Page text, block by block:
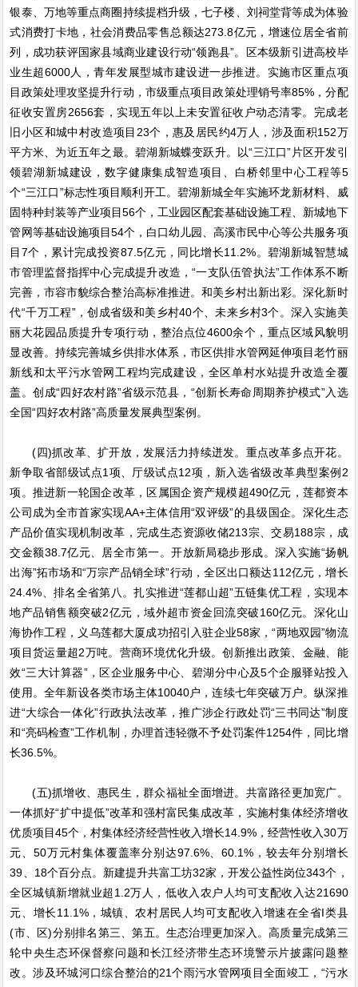
银泰、万地等重点商圈持续提档升级，七子楼、刘祠堂背等成为体验
式消费打卡地，社会消费品零售总额达273.8亿元，增速位居全省前
列，成功获评国家县域商业建设行动“领跑县”。区本级新引进高校毕
业生超6000人，青年发展型城市建设进一步推进。实施市区重点项
目政策处理攻坚提升行动，市级重点项目政策处理销号率85%，分配
征收安置房2656套，实现五年以上未安置征收户动态清零。完成老
旧小区和城中村改造项目23个，惠及居民约4万人，涉及面积152万
平方米、为近五年之最。碧湖新城蝶变跃升。以“三江口”片区开发引
领碧湖新城建设，数字健康集成智造项目、白桥邻里中心工程等5
个“三江口”标志性项目顺利开工。碧湖新城全年实施环龙新材料、威
固特种封装等产业项目56个，工业园区配套基础设施工程、新城地下
管网等基础设施项目54个，白口幼儿园、高溪市民中心等公共服务项
目7个，累计完成投资87.5亿元，同比增长11.2%。碧湖新城智慧城
市管理监督指挥中心完成提升改造，“一支队伍管执法”工作体系不断
完善，市容市貌综合整治高标准推进。和美乡村出新出彩。深化新时
代“千万工程”，创成省级和美乡村40个、未来乡村3个。深入实施美
丽大花园品质提升专项行动，整治点位4600余个，重点区域风貌明
显改善。持续完善城乡供排水体系，市区供排水管网延伸项目老竹丽
新线和太平污水管网工程均完成建设，全区单村水站提升改造全覆
盖。创成“四好农村路”省级示范县，“创新长寿命周期养护模式”入选
全国“四好农村路”高质量发展典型案例。
(四)抓改革、扩开放，发展活力持续迸发。重点改革多点开花。
新争取省部级试点1项、厅级试点12项，新入选省级改革典型案例2
项。推进新一轮国企改革，区属国企资产规模超490亿元，莲都资本
公司成为全市首家实现AA+主体信用“双评级”的县级国企。深化生态
产品价值实现机制改革，完成生态资源收储213宗、交易188宗，成
交金额38.7亿元、居全市第一。开放新局稳步形成。深入实施“扬帆
出海”拓市场和“万宗产品销全球”行动，全区出口额达112亿元，增长
24.4%、排名全省第八。扎实推进“莲都山超”五链集优工程，实现本
地产品销售额突破2亿元，域外超市资金回流突破160亿元。深化山
海协作工程，义乌莲都大厦成功招引入驻企业58家，“两地双园”物流
项目货运量超2万吨。营商环境优化升级。创新推出政策、金融、能
效“三大计算器”，区企业服务中心、碧湖分中心及5个企服驿站投入
使用。全年新设各类市场主体10040户，连续七年突破万户。纵深推
进“大综合一体化”行政执法改革，推广涉企行政处罚“三书同达”制度
和“亮码检查”工作机制，办理首违轻微不予处罚案件1254件，同比增
长36.5%。
(五)抓增收、惠民生，群众福祉全面增进。共富路径更加宽广。
一体抓好“扩中提低”改革和强村富民集成改革，实施村集体经济增收
优质项目45个，村集体经济经营性收入增长14.9%，经营性收入30万
元、50万元村集体覆盖率分别达97.6%、60.1%，较去年分别增长
39、18个百分点。新建提升共富工坊32家，开发公益性岗位343个，
全区城镇新增就业超1.2万人，低收入农户人均可支配收入达21690
元、增长11.1%，城镇、农村居民人均可支配收入增速在全省I类县
(市、区)分别排名第三、第五。生态治理更加深入。高质量完成第三
轮中央生态环保督察问题和长江经济带生态环境警示片披露问题整
改。涉及环城河口综合整治的21个雨污水管网项目全面竣工，“污水